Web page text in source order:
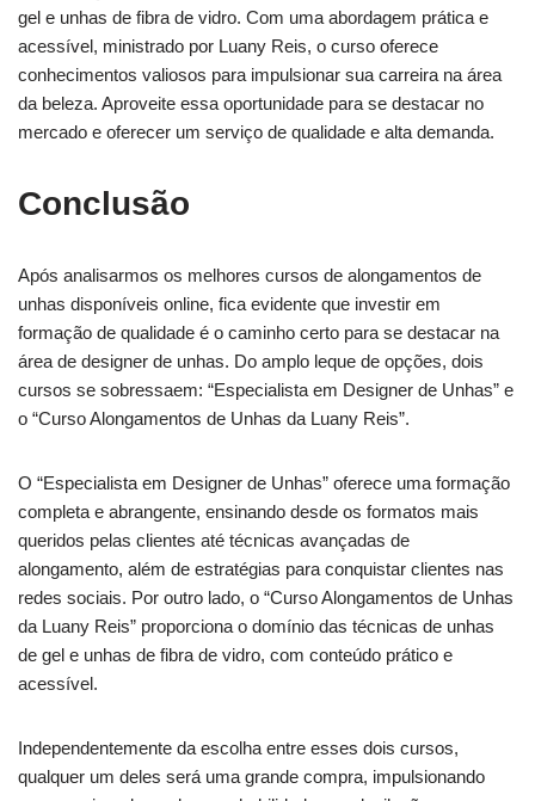
gel e unhas de fibra de vidro. Com uma abordagem prática e
acessível, ministrado por Luany Reis, o curso oferece
conhecimentos valiosos para impulsionar sua carreira na área
da beleza. Aproveite essa oportunidade para se destacar no
mercado e oferecer um serviço de qualidade e alta demanda.
Conclusão
Após analisarmos os melhores cursos de alongamentos de
unhas disponíveis online, fica evidente que investir em
formação de qualidade é o caminho certo para se destacar na
área de designer de unhas. Do amplo leque de opções, dois
cursos se sobressaem: “Especialista em Designer de Unhas” e
o “Curso Alongamentos de Unhas da Luany Reis”.
O “Especialista em Designer de Unhas” oferece uma formação
completa e abrangente, ensinando desde os formatos mais
queridos pelas clientes até técnicas avançadas de
alongamento, além de estratégias para conquistar clientes nas
redes sociais. Por outro lado, o “Curso Alongamentos de Unhas
da Luany Reis” proporciona o domínio das técnicas de unhas
de gel e unhas de fibra de vidro, com conteúdo prático e
acessível.
Independentemente da escolha entre esses dois cursos,
qualquer um deles será uma grande compra, impulsionando